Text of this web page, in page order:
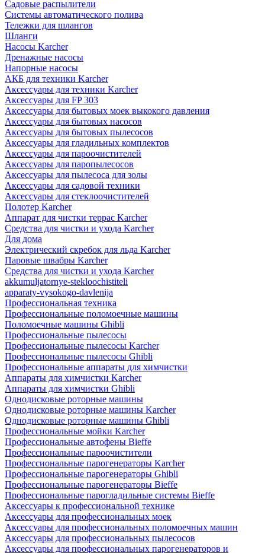
Садовые распылители
Системы автоматического полива
Тележки для шлангов
Шланги
Насосы Karcher
Дренажные насосы
Напорные насосы
АКБ для техники Karcher
Аксессуары для техники Karcher
Аксессуары для FP 303
Аксессуары для бытовых моек выкокого давления
Аксессуары для бытовых насосов
Аксессуары для бытовых пылесосов
Аксессуары для гладильных комплектов
Аксессуары для пароочистителей
Аксессуары для паропылесосов
Аксессуары для пылесоса для золы
Аксессуары для садовой техники
Аксессуары для стеклоочистителей
Полотер Karcher
Аппарат для чистки террас Karcher
Средства для чистки и ухода Karcher
Для дома
Электрический скребок для льда Karcher
Паровые швабры Karcher
Средства для чистки и ухода Karcher
akkumuljatornye-stekloochistiteli
apparaty-vysokogo-davlenija
Профессиональная техника
Профессиональные поломоечные машины
Поломоечные машины Ghibli
Профессиональные пылесосы
Профессиональные пылесосы Karcher
Профессиональные пылесосы Ghibli
Профессиональные аппараты для химчистки
Аппараты для химчистки Karcher
Аппараты для химчистки Ghibli
Однодисковые роторные машины
Однодисковые роторные машины Karcher
Однодисковые роторные машины Ghibli
Профессиональные мойки Karcher
Профессиональные автофены Bieffe
Профессиональные пароочистители
Профессиональные парогенераторы Karcher
Профессиональные парогенераторы Ghibli
Профессиональные парогенераторы Bieffe
Профессиональные парогладильные системы Bieffe
Аксессуары к профессиональной технике
Аксессуары для профессиональных моек
Аксессуары для профессиональных поломоечных машин
Аксессуары для профессиональных пылесосов
Аксессуары для профессиональных парогенераторов и